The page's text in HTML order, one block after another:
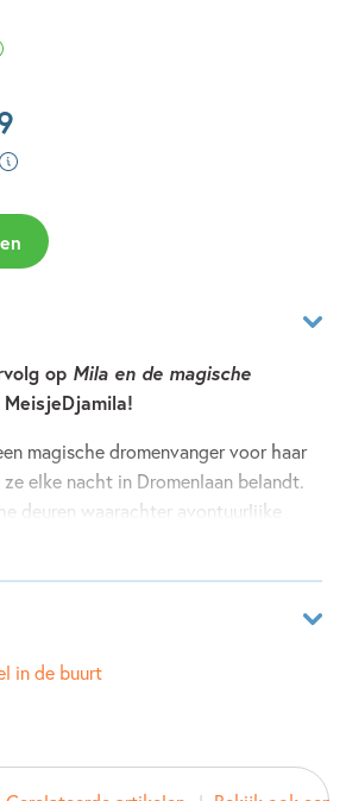
op Mila en de magische
magische dromenvanger voor haar
elke nacht in Dromenlaan belandt.
deuren waarachter avontuurlijke
waaruit ze zelf mag kiezen! In
droomdeuren om uit te kiezen en
een gouden toverveer waarmee
beetje verantwoordelijkheid...
8 - 99 jaar
in de buurt